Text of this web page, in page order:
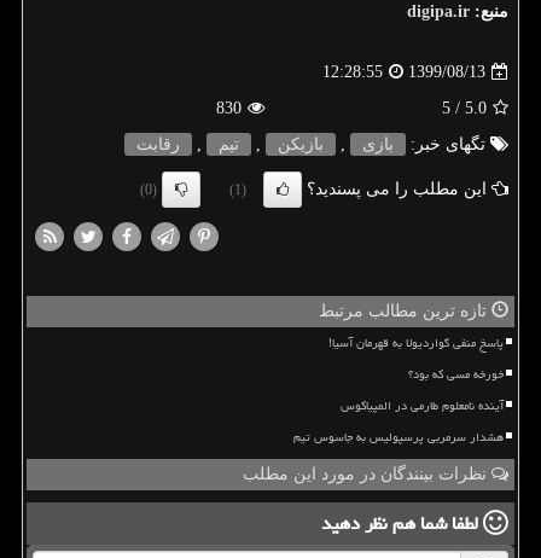
منبع: digipa.ir
1399/08/13
12:28:55
5.0
/ 5
830
تگهای خبر:
بازی , بازیكن , تیم , رقابت
این مطلب را می پسندید؟ (1)
(0)
تازه ترین مطالب مرتبط
پاسخ منفی گواردیولا به قهرمان آسیا!
خورخه مسی که بود؟
آینده نامعلوم طارمی در المپیاکوس
هشدار سرمربی پرسپولیس به جاسوس تیم
نظرات بینندگان در مورد این مطلب
لطفا شما همنظر دهید